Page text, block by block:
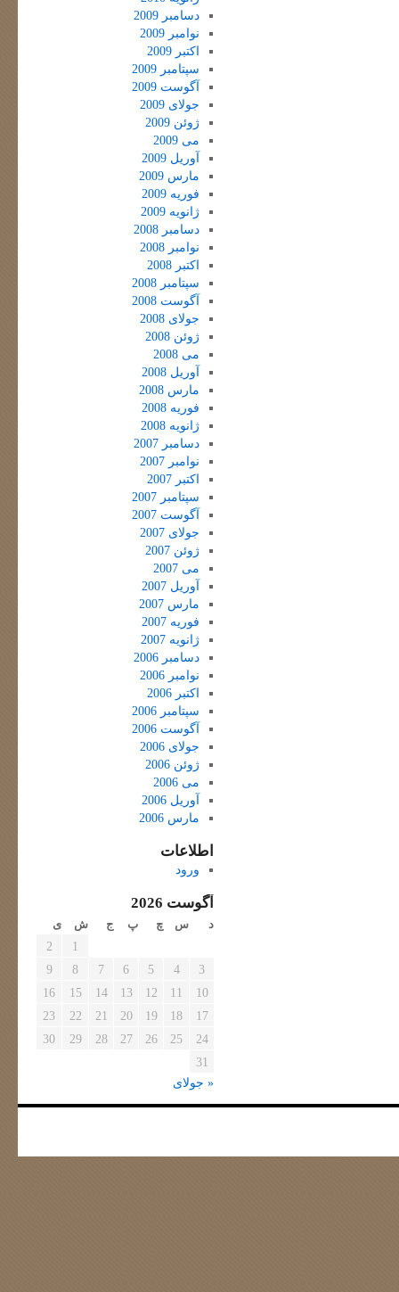
دسامبر 2009
نوامبر 2009
اکتبر 2009
سپتامبر 2009
آگوست 2009
جولای 2009
ژوئن 2009
می 2009
آوریل 2009
مارس 2009
فوریه 2009
ژانویه 2009
دسامبر 2008
نوامبر 2008
اکتبر 2008
سپتامبر 2008
آگوست 2008
جولای 2008
ژوئن 2008
می 2008
آوریل 2008
مارس 2008
فوریه 2008
ژانویه 2008
دسامبر 2007
نوامبر 2007
اکتبر 2007
سپتامبر 2007
آگوست 2007
جولای 2007
ژوئن 2007
می 2007
آوریل 2007
مارس 2007
فوریه 2007
ژانویه 2007
دسامبر 2006
نوامبر 2006
اکتبر 2006
سپتامبر 2006
آگوست 2006
جولای 2006
ژوئن 2006
می 2006
آوریل 2006
مارس 2006
اطلاعات
ورود
آگوست 2026
د س چ پ ج ش ی
1
2
3
4
5
6
7
8
9
10
11
12
13
14
15
16
17
18
19
20
21
22
23
24
25
26
27
28
29
30
31
« جولای